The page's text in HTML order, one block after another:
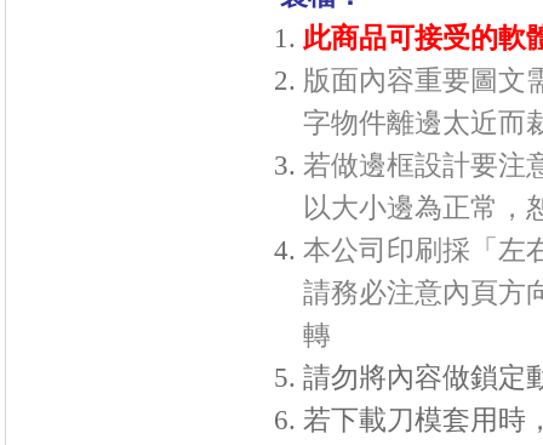
此商品可接受的軟
版面內容重要圖文
字物件離邊太近而
若做邊框設計要注
以大小邊為正常，
本公司印刷採「左
請務必注意內頁方
轉
請勿將內容做鎖定
若下載刀模套用時